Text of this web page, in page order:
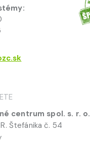
centrum spol. s. r. o.
Štefánika č. 54